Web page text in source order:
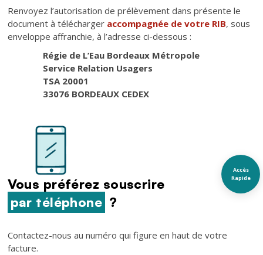
Accès
Rapide
Renvoyez l’autorisation de prélèvement dans présente le
document à télécharger accompagnée de votre RIB, sous
enveloppe affranchie, à l’adresse ci-dessous :
Régie de L’Eau Bordeaux Métropole
Service Relation Usagers
TSA 20001
33076 BORDEAUX CEDEX
Vous préférez souscrire
par téléphone ?
Contactez-nous au numéro qui figure en haut de votre
facture.